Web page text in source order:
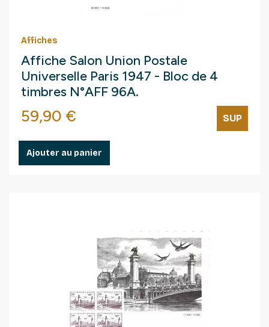
Affiches
Affiche Salon Union Postale
Universelle Paris 1947 - Bloc de 4
timbres N°AFF 96A.
Prix
59,90 € SUP
Ajouter au panier